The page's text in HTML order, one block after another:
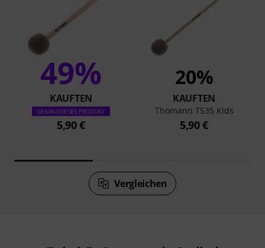
49%
KAUFTEN
GENAU DIESES PRODUKT
5,90 €
20%
KAUFTEN
Thomann TS35 Kids
5,90 €
Vergleichen